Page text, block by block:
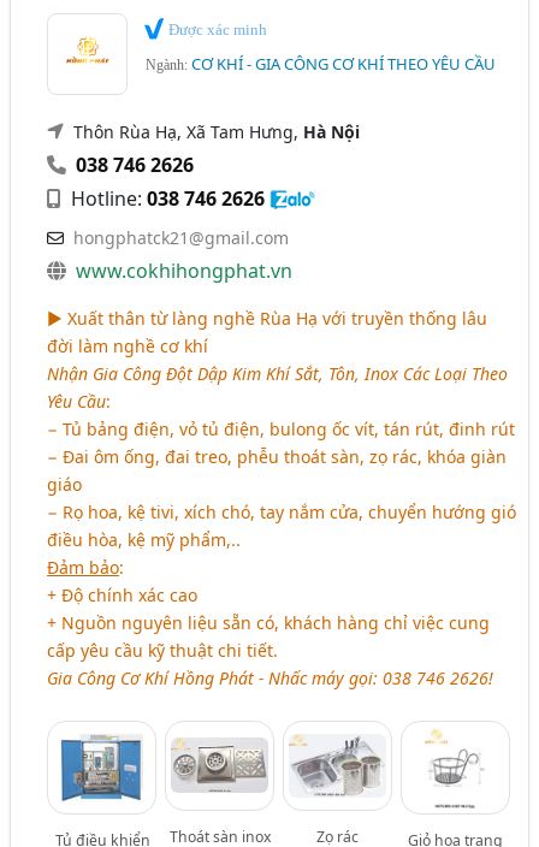
Vĩnh Phúc
Đắk Lắk Bắc Giang
Gia Lai
Hà Nam Hải Dương
Kiên Giang
Quảng Ngãi
Tây Ninh
Được xác minh
Ngành:CƠ KHÍ - GIA CÔNG CƠ KHÍ THEO YÊU CẦU
Thôn Rùa Hạ, Xã Tam Hưng, Hà Nội
038 746 2626
Hotline:038 746 2626
hongphatck21@gmail.com
www.cokhihongphat.vn
► Xuất thân từ làng nghề Rùa Hạ với truyền thống lâu
đời làm nghề cơ khí
Nhận Gia Công Đột Dập Kim Khí Sắt, Tôn, Inox Các Loại Theo
Yêu Cầu:
− Tủ bảng điện, vỏ tủ điện, bulong ốc vít, tán rút, đinh rút
− Đai ôm ống, đai treo, phễu thoát sàn, zọ rác, khóa giàn
giáo
− Rọ hoa, kệ tivi, xích chó, tay nắm cửa, chuyển hướng gió
điều hòa, kệ mỹ phẩm,..
Đảm bảo:
+ Độ chính xác cao
+ Nguồn nguyên liệu sẵn có, khách hàng chỉ việc cung
cấp yêu cầu kỹ thuật chi tiết.
Gia Công Cơ Khí Hồng Phát - Nhấc máy gọi: 038 746 2626!
Tủ điều khiển
Thoát sàn inox Zọ rác
Giỏ hoa trang